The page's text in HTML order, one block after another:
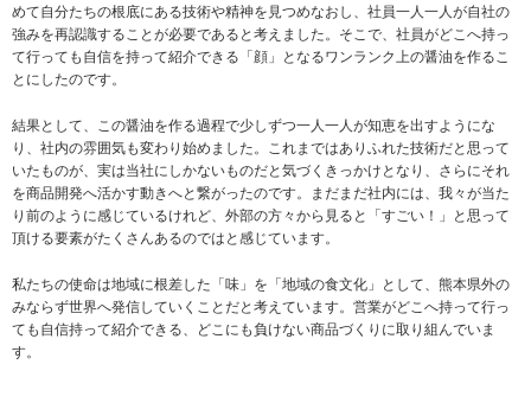
めて自分たちの根底にある技術や精神を見つめなおし、社員一人一人が自社の
強みを再認識することが必要であると考えました。そこで、社員がどこへ持っ
て行っても自信を持って紹介できる「顔」となるワンランク上の醤油を作るこ
とにしたのです。
結果として、この醤油を作る過程で少しずつ一人一人が知恵を出すようにな
り、社内の雰囲気も変わり始めました。これまではありふれた技術だと思って
いたものが、実は当社にしかないものだと気づくきっかけとなり、さらにそれ
を商品開発へ活かす動きへと繋がったのです。まだまだ社内には、我々が当た
り前のように感じているけれど、外部の方々から見ると「すごい！」と思って
頂ける要素がたくさんあるのではと感じています。
私たちの使命は地域に根差した「味」を「地域の食文化」として、熊本県外の
みならず世界へ発信していくことだと考えています。営業がどこへ持って行っ
ても自信持って紹介できる、どこにも負けない商品づくりに取り組んでいま
す。